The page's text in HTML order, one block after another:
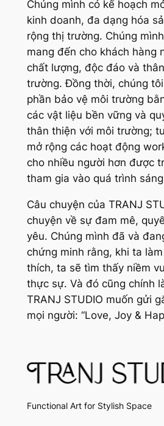
Chúng mình có kế hoạch
kinh doanh, đa dạng hóa
rộng thị trường. Chúng
mang đến cho khách hàng
chất lượng, độc đáo và
trường. Đồng thời, chúng
phần bảo vệ môi trường
các vật liệu bền vững và
thân thiện với môi trường;
mở rộng các hoạt động
cho nhiều người hơn được
tham gia vào quá trình
Câu chuyện của TRANJ
chuyện về sự đam mê,
yêu. Chúng mình đã và
chứng minh rằng, khi ta
thích, ta sẽ tìm thấy niềm
thực sự. Và đó cũng chính
TRANJ STUDIO muốn gửi
mọi người: “Love, Joy &
Functional Art for Stylish Space